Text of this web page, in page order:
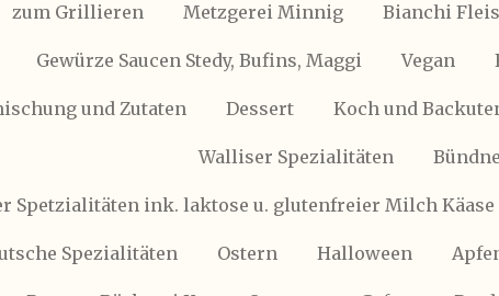
zum Grillieren Metzgerei Minnig Bianchi
Gewürze Saucen Stedy, Bufins, Maggi Vegan
und Zutaten Dessert Koch und
Walliser Spezialitäten
Spetzialitäten ink. laktose u. glutenfreier Milch Käase
Spezialitäten Ostern Halloween